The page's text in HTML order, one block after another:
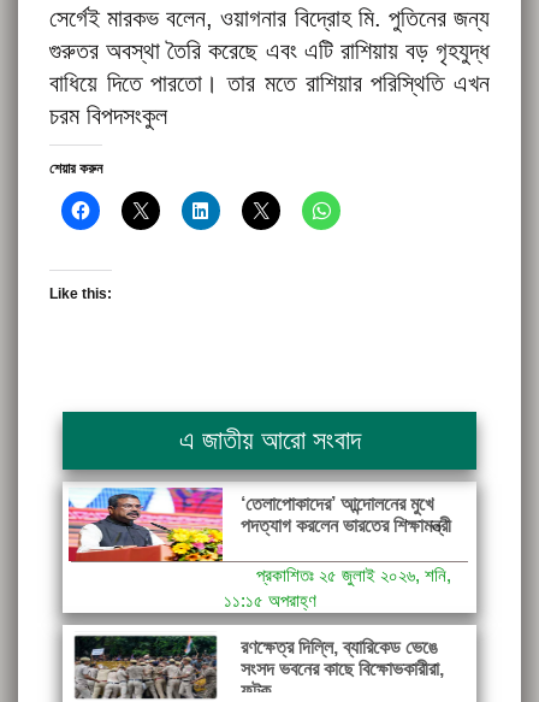
সের্গেই মারকভ বলেন, ওয়াগনার বিদ্রোহ মি. পুতিনের জন্য
গুরুতর অবস্থা তৈরি করেছে এবং এটি রাশিয়ায় বড় গৃহযুদ্ধ
বাধিয়ে দিতে পারতো। তার মতে রাশিয়ার পরিস্থিতি এখন
চরম বিপদসংকুল
শেয়ার করুন
Like this:
এ জাতীয় আরো সংবাদ
‘তেলাপোকাদের’ আন্দোলনের মুখে
পদত্যাগ করলেন ভারতের শিক্ষামন্ত্রী
প্রকাশিতঃ ২৫ জুলাই ২০২৬, শনি,
১১:১৫ অপরাহ্ণ
রণক্ষেত্র দিল্লি, ব্যারিকেড ভেঙে
সংসদ ভবনের কাছে বিক্ষোভকারীরা,
ফটক...